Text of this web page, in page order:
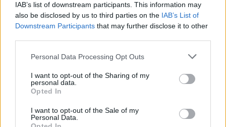
IAB’s list of downstream participants. This information may
also be disclosed by us to third parties on the IAB’s List of
Downstream Participants that may further disclose it to other
Please note that this website/app uses one or more Google
not limited to your visit or usage behaviour. You may click to
grant or deny consent to Google and its third-party tags to
use your data for below specified purposes in below Google
consent section.
Personal Data Processing Opt Outs
I want to opt-out of the Sharing of my
personal data.
Opted In
I want to opt-out of the Sale of my
Personal Data.
trasferimento dall’Atalanta
Andrea Conforti · 8 Ago 2026
CALCIO